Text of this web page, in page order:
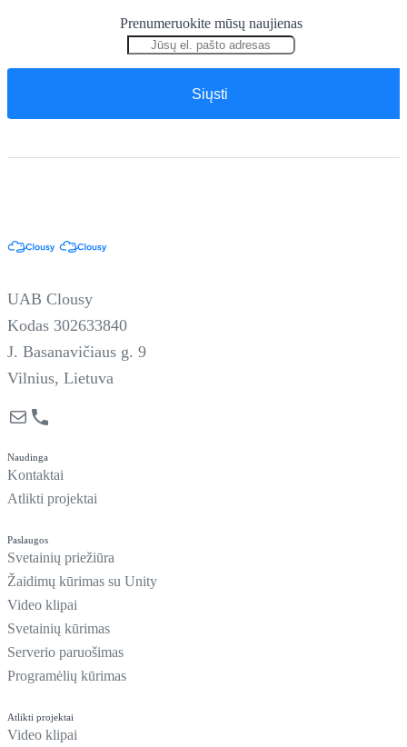
draugišką sąsają, idealiai tinkančią vaikams mokytis ir žaisti
Prenumeruokite mūsų naujienas
UAB Clousy
Kodas 302633840
J. Basanavičiaus g. 9
Vilnius, Lietuva
MailPhone
Naudinga
Kontaktai
Atlikti projektai
Paslaugos
Svetainių priežiūra
Žaidimų kūrimas su Unity
Video klipai
Svetainių kūrimas
Serverio paruošimas
Programėlių kūrimas
Atlikti projektai
Video klipai